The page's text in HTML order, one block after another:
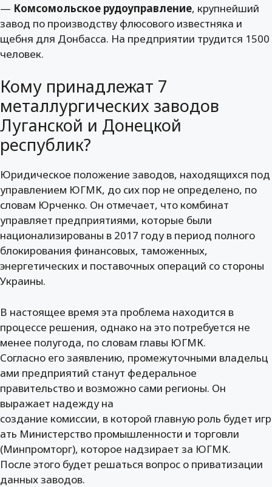
— Комсомольское рудоуправление, крупнейший
завод по производству флюсового известняка и
щебня для Донбасса. На предприятии трудится 1500
человек.
Кому принадлежат 7
металлургических заводов
Луганской и Донецкой
республик?
Юридическое положение заводов, находящихся под
управлением ЮГМК, до сих пор не определено, по
словам Юрченко. Он отмечает, что комбинат
управляет предприятиями, которые были
национализированы в 2017 году в период полного
блокирования финансовых, таможенных,
энергетических и поставочных операций со стороны
Украины.
В настоящее время эта проблема находится в
процессе решения, однако на это потребуется не
менее полугода, по словам главы ЮГМК.
Согласно его заявлению, промежуточными владельц
ами предприятий станут федеральное
правительство и возможно сами регионы. Он
выражает надежду на
создание комиссии, в которой главную роль будет игр
ать Министерство промышленности и торговли
(Минпромторг), которое надзирает за ЮГМК.
После этого будет решаться вопрос о приватизации
данных заводов.